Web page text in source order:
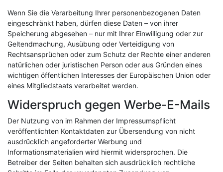
Wenn Sie die Verarbeitung Ihrer personenbezogenen Daten
eingeschränkt haben, dürfen diese Daten – von ihrer
Speicherung abgesehen – nur mit Ihrer Einwilligung oder zur
Geltendmachung, Ausübung oder Verteidigung von
Rechtsansprüchen oder zum Schutz der Rechte einer anderen
natürlichen oder juristischen Person oder aus Gründen eines
wichtigen öffentlichen Interesses der Europäischen Union oder
eines Mitgliedstaats verarbeitet werden.
Widerspruch gegen Werbe-E-Mails
Der Nutzung von im Rahmen der Impressumspflicht
veröffentlichten Kontaktdaten zur Übersendung von nicht
ausdrücklich angeforderter Werbung und
Informationsmaterialien wird hiermit widersprochen. Die
Betreiber der Seiten behalten sich ausdrücklich rechtliche